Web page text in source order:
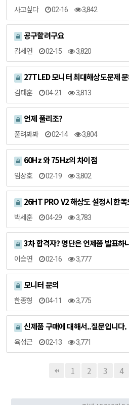
사고싶다 02-16 3,842
공구할려구요
김세연 02-15 3,820
27TLED 모니터 최대해상도문제
김태훈 04-21 3,813
언제 풀리조?
풀려봐봐 02-14 3,804
60Hz 와 75Hz의 차이점
임상호 02-19 3,802
26HT PRO V2 해상도 설정시 한
박세훈 04-29 3,783
3차 합격자? 명단은 언제쯤 발표하
이승연 02-16 3,777
모니터 문의
한종형 04-11 3,775
신제품 구매에 대해서..질문입니다.
육성근 02-13 3,771
1 2 3 4